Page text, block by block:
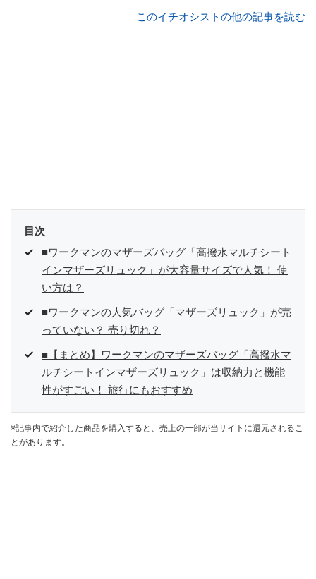
スマホ1つでスキマ時間に効率的に稼ぐ！』（翔泳社刊） ほか著書多
このイチオシストの他の記事を読む
目次
■ワークマンのマザーズバッグ「高撥水マルチシート
インマザーズリュック」が大容量サイズで人気！ 使
い方は？
■ワークマンの人気バッグ「マザーズリュック」が売
っていない？ 売り切れ？
■【まとめ】ワークマンのマザーズバッグ「高撥水マ
ルチシートインマザーズリュック」は収納力と機能
性がすごい！ 旅行にもおすすめ
※記事内で紹介した商品を購入すると、売上の一部が当サイトに還元されるこ
とがあります。